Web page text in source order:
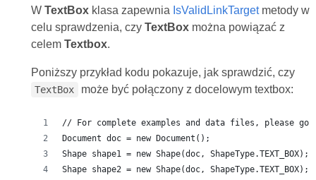
W TextBoxklasa zapewnia IsValidLinkTargetmetody w
celu sprawdzenia, czy TextBoxmożna powiązać z
celem Textbox.
Poniższy przykład kodu pokazuje, jak sprawdzić, czy
TextBox może być połączony z docelowym textbox:
// For complete examples and data files, please go
Document doc = new Document();
Shape shape1 = new Shape(doc, ShapeType.TEXT_BOX);
Shape shape2 = new Shape(doc, ShapeType.TEXT_BOX);